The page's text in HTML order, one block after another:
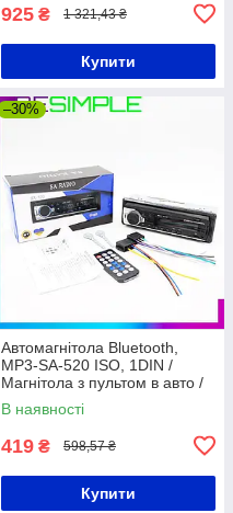
925 ₴ 1 321,43 ₴
Купити
–30%
Автомагнітола Bluetooth,
MP3-SA-520 ISO, 1DIN /
Магнітола з пультом в авто /
Магнітола з USB та AUX
В наявності
419 ₴ 598,57 ₴
Купити